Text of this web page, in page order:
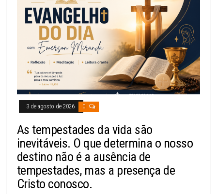
3 de agosto de 2026 0
As tempestades da vida são
inevitáveis. O que determina o nosso
destino não é a ausência de
tempestades, mas a presença de
Cristo conosco.